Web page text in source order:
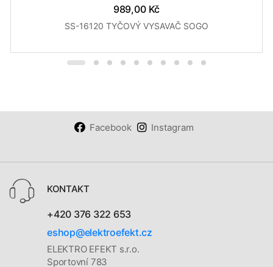
989,00 Kč
SS-16120 TYČOVÝ VYSAVAČ SOGO
Facebook Instagram
KONTAKT
+420 376 322 653
eshop@elektroefekt.cz
ELEKTRO EFEKT s.r.o.
Sportovní 783